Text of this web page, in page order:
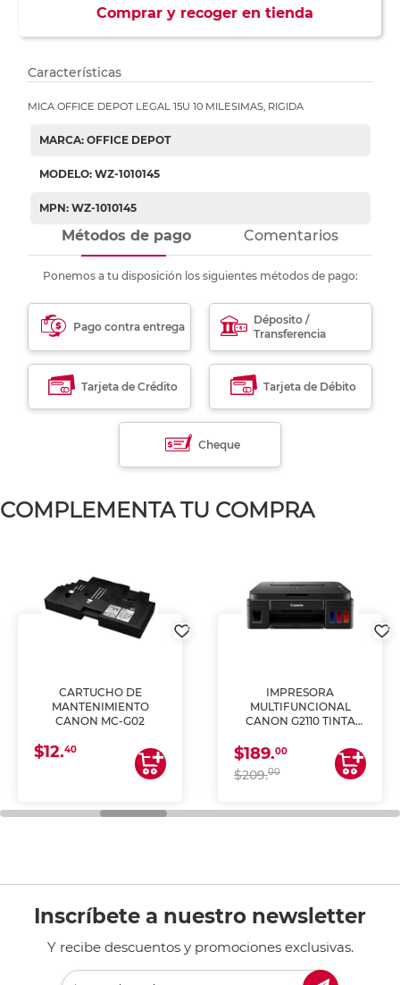
Comprar y recoger en tienda
Características
MICA OFFICE DEPOT LEGAL 15U 10 MILESIMAS, RIGIDA
MARCA: OFFICE DEPOT
MODELO: WZ-1010145
MPN: WZ-1010145
Métodos de pago Comentarios
Ponemos a tu disposición los siguientes métodos de pago:
Pago contra entrega
Déposito /
Transferencia
Tarjeta de Crédito Tarjeta de Débito
Cheque
COMPLEMENTA TU COMPRA
CARTUCHO DE
MANTENIMIENTO
CANON MC-G02
$12.40
IMPRESORA
MULTIFUNCIONAL
CANON G2110 TINTA
$189.00
$209.00
Inscríbete a nuestro newsletter
Y recibe descuentos y promociones exclusivas.